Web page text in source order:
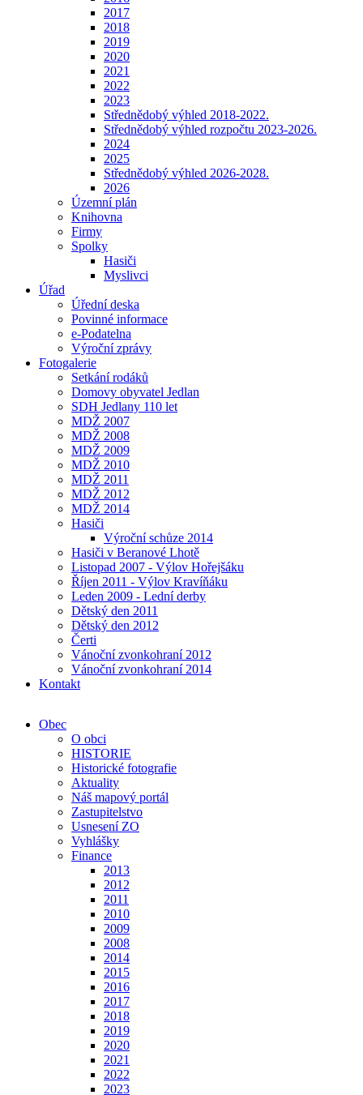
2017
2018
2019
2020
2021
2022
2023
Střednědobý výhled 2018-2022.
Střednědobý výhled rozpočtu 2023-2026.
2024
2025
Střednědobý výhled 2026-2028.
2026
Územní plán
Knihovna
Firmy
Spolky
Hasiči
Myslivci
Úřad
Úřední deska
Povinné informace
e-Podatelna
Výroční zprávy
Fotogalerie
Setkání rodáků
Domovy obyvatel Jedlan
SDH Jedlany 110 let
MDŽ 2007
MDŽ 2008
MDŽ 2009
MDŽ 2010
MDŽ 2011
MDŽ 2012
MDŽ 2014
Hasiči
Výroční schůze 2014
Hasiči v Beranové Lhotě
Listopad 2007 - Výlov Hořejšáku
Říjen 2011 - Výlov Kravíňáku
Leden 2009 - Lední derby
Dětský den 2011
Dětský den 2012
Čerti
Vánoční zvonkohraní 2012
Vánoční zvonkohraní 2014
Kontakt
Obec
O obci
HISTORIE
Historické fotografie
Aktuality
Náš mapový portál
Zastupitelstvo
Usnesení ZO
Vyhlášky
Finance
2013
2012
2011
2010
2009
2008
2014
2015
2016
2017
2018
2019
2020
2021
2022
2023